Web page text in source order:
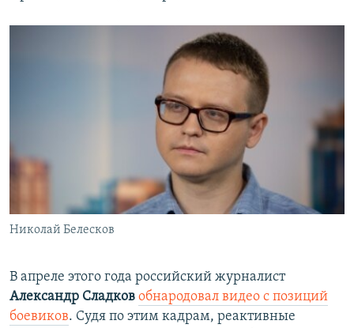
Николай Белесков
В апреле этого года российский журналист
Александр Сладков обнародовал видео с позиций
боевиков. Судя по этим кадрам, реактивные